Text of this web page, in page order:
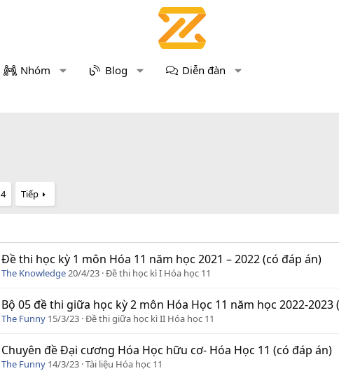
Nhóm Blog Diễn đàn
4 Tiếp
Đề thi học kỳ 1 môn Hóa 11 năm học 2021 – 2022 (có đáp án)
The Knowledge20/4/23 Đề thi học kì I Hóa học 11
Bộ 05 đề thi giữa học kỳ 2 môn Hóa Học 11 năm học 2022-2023
The Funny 15/3/23 Đề thi giữa học kì II Hóa học 11
Chuyên đề Đại cương Hóa Học hữu cơ- Hóa Học 11 (có đáp án)
The Funny 14/3/23 Tài liệu Hóa học 11